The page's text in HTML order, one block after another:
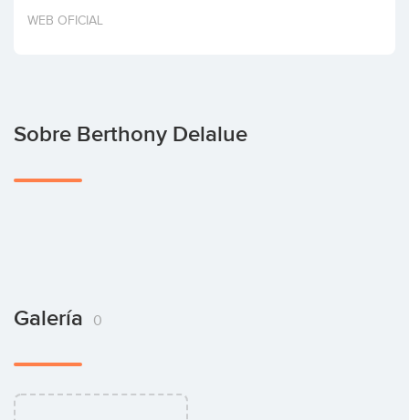
Invertir
WEB OFICIAL
Sobre Berthony Delalue
Galería 0